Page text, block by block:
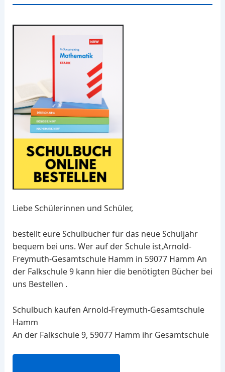
Liebe Schülerinnen und Schüler,
bestellt eure Schulbücher für das neue Schuljahr
bequem bei uns. Wer auf der Schule ist,Arnold-
Freymuth-Gesamtschule Hamm in 59077 Hamm An
der Falkschule 9 kann hier die benötigten Bücher bei
uns Bestellen .
Schulbuch kaufen Arnold-Freymuth-Gesamtschule
Hamm
An der Falkschule 9, 59077 Hamm ihr Gesamtschule